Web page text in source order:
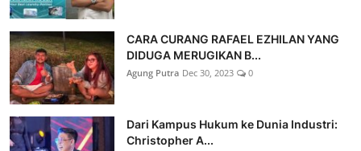
CARA CURANG RAFAEL EZHILAN YANG
DIDUGA MERUGIKAN B...
Agung Putra Dec 30, 2023 0
Dari Kampus Hukum ke Dunia Industri:
Christopher A...